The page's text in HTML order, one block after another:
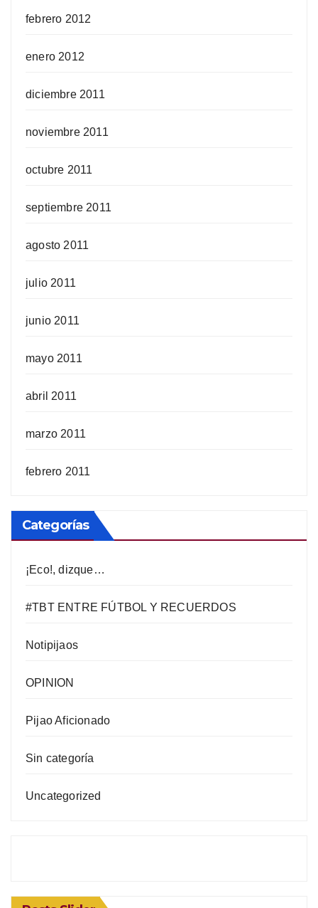
febrero 2012
enero 2012
diciembre 2011
noviembre 2011
octubre 2011
septiembre 2011
agosto 2011
julio 2011
junio 2011
mayo 2011
abril 2011
marzo 2011
febrero 2011
Categorías
¡Eco!, dizque…
#TBT ENTRE FÚTBOL Y RECUERDOS
Notipijaos
OPINION
Pijao Aficionado
Sin categoría
Uncategorized